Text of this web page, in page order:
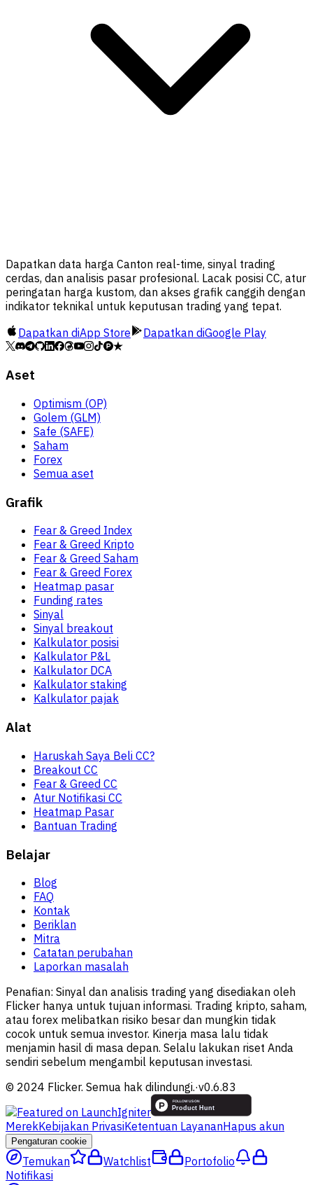
Dapatkan data harga Canton real-time, sinyal trading
cerdas, dan analisis pasar profesional. Lacak posisi CC, atur
peringatan harga kustom, dan akses grafik canggih dengan
indikator teknikal untuk keputusan trading yang tepat.
Dapatkan diApp Store Dapatkan diGoogle Play
Aset
Optimism (OP)
Golem (GLM)
Safe (SAFE)
Saham
Forex
Semua aset
Grafik
Fear & Greed Index
Fear & Greed Kripto
Fear & Greed Saham
Fear & Greed Forex
Heatmap pasar
Funding rates
Sinyal
Sinyal breakout
Kalkulator posisi
Kalkulator P&L
Kalkulator DCA
Kalkulator staking
Kalkulator pajak
Alat
Haruskah Saya Beli CC?
Breakout CC
Fear & Greed CC
Atur Notifikasi CC
Heatmap Pasar
Bantuan Trading
Belajar
Blog
FAQ
Kontak
Beriklan
Mitra
Catatan perubahan
Laporkan masalah
Penafian: Sinyal dan analisis trading yang disediakan oleh
Flicker hanya untuk tujuan informasi. Trading kripto, saham,
atau forex melibatkan risiko besar dan mungkin tidak
cocok untuk semua investor. Kinerja masa lalu tidak
menjamin hasil di masa depan. Selalu lakukan riset Anda
sendiri sebelum mengambil keputusan investasi.
© 2024 Flicker. Semua hak dilindungi.·v0.6.83
MerekKebijakan PrivasiKetentuan LayananHapus akun
Pengaturan cookie
Temukan Watchlist
Portofolio
Notifikasi